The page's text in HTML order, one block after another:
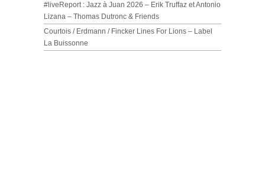
#liveReport : Jazz à Juan 2026 – Erik Truffaz et Antonio
Lizana – Thomas Dutronc & Friends
Courtois / Erdmann / Fincker Lines For Lions – Label
La Buissonne